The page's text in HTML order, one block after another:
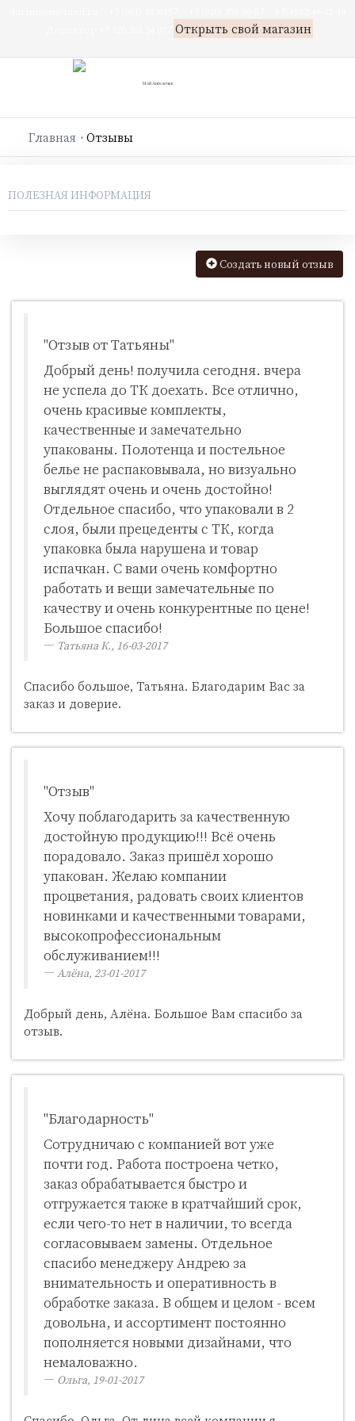
Открыть свой магазин
Главная Отзывы
ПОЛЕЗНАЯ ИНФОРМАЦИЯ
Создать новый отзыв
"Отзыв от Татьяны"
Добрый день! получила сегодня. вчера
не успела до ТК доехать. Все отлично,
очень красивые комплекты,
качественные и замечательно
упакованы. Полотенца и постельное
белье не распаковывала, но визуально
выглядят очень и очень достойно!
Отдельное спасибо, что упаковали в 2
слоя, были прецеденты с ТК, когда
упаковка была нарушена и товар
испачкан. С вами очень комфортно
работать и вещи замечательные по
качеству и очень конкурентные по цене!
Большое спасибо!
Татьяна К., 16-03-2017
Спасибо большое, Татьяна. Благодарим Вас за
заказ и доверие.
"Отзыв"
Хочу поблагодарить за качественную
достойную продукцию!!! Всё очень
порадовало. Заказ пришёл хорошо
упакован. Желаю компании
процветания, радовать своих клиентов
новинками и качественными товарами,
высокопрофессиональным
обслуживанием!!!
Алёна, 23-01-2017
Добрый день, Алёна. Большое Вам спасибо за
отзыв.
"Благодарность"
Сотрудничаю с компанией вот уже
почти год. Работа построена четко,
заказ обрабатывается быстро и
отгружается также в кратчайший срок,
если чего-то нет в наличии, то всегда
согласовываем замены. Отдельное
спасибо менеджеру Андрею за
внимательность и оперативность в
обработке заказа. В общем и целом - всем
довольна, и ассортимент постоянно
пополняется новыми дизайнами, что
немаловажно.
Ольга, 19-01-2017